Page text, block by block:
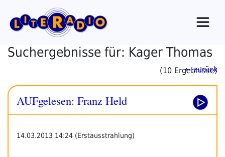
Inhalt
springen
Suchergebnisse für: Kager Thomas
(10 Ergebnisse)
← zurück
AUFgelesen: Franz Held
14.03.2013 14:24 (Erstausstrahlung)